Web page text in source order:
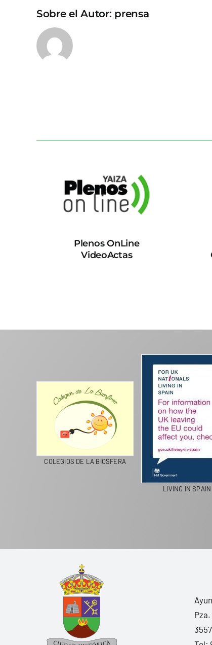
Sobre el Autor: prensa
Plenos OnLine
VideoActas
COLEGIOS DE LA BIOSFERA
LIVING IN SPAIN